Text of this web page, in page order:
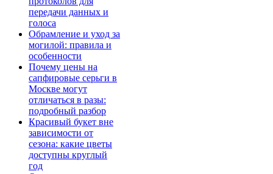
передачи данных и
голоса
Обрамление и уход за
могилой: правила и
особенности
Почему цены на
сапфировые серьги в
Москве могут
отличаться в разы:
подробный разбор
Красивый букет вне
зависимости от
сезона: какие цветы
доступны круглый
год